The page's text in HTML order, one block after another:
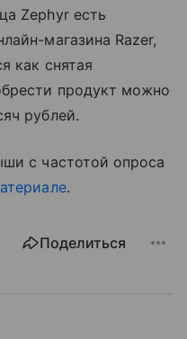
Zephyr есть
магазина Razer,
как снятая
продукт можно
рублей.
с частотой опроса
.
Поделиться